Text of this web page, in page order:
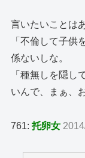
言いたいことは
「不倫して子供
係ないしな。
「種無しを隠し
いんで、まぁ、
761:托卵女